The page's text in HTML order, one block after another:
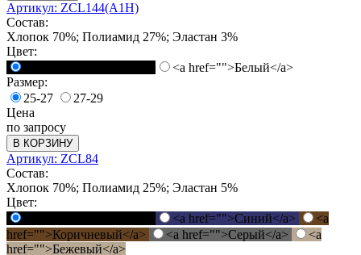
Артикул: ZCL144(A1H)
Состав:
Хлопок 70%; Полиамид 27%; Эластан 3%
Цвет:
<a href="">Белый</a>
Размер:
25-27
27-29
Цена
по запросу
В КОРЗИНУ
Артикул: ZCL84
Состав:
Хлопок 70%; Полиамид 25%; Эластан 5%
Цвет:
<a href="">Синий</a>
<a
href="">Коричневый</a>
<a href="">Серый</a>
<a
href="">Бежевый</a>